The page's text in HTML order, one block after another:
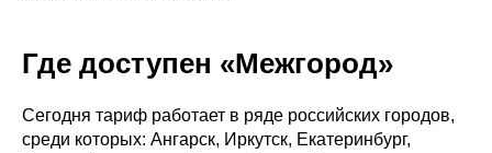
Где доступен «Межгород»
Сегодня тариф работает в ряде российских городов,
среди которых: Ангарск, Иркутск, Екатеринбург,